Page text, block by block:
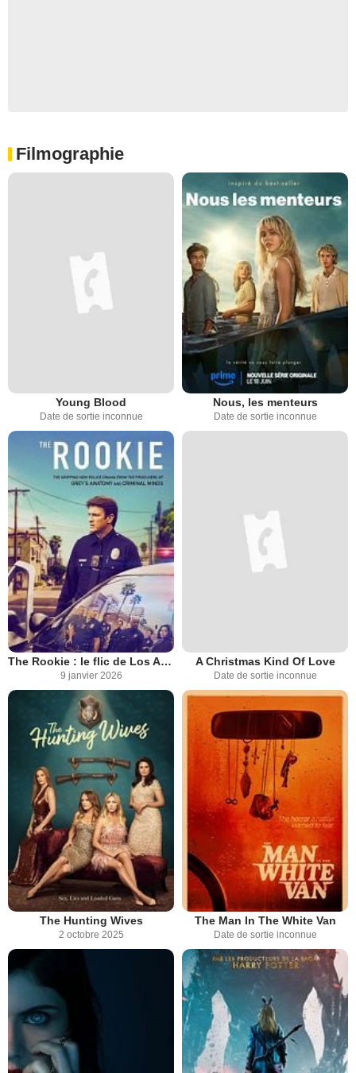
Filmographie
Young Blood
Date de sortie inconnue
Nous, les menteurs
Date de sortie inconnue
The Rookie : le flic de Los Angeles
9 janvier 2026
A Christmas Kind Of Love
Date de sortie inconnue
The Hunting Wives
2 octobre 2025
The Man In The White Van
Date de sortie inconnue